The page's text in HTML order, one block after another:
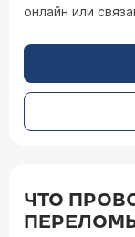
онлайн или
ЧТО